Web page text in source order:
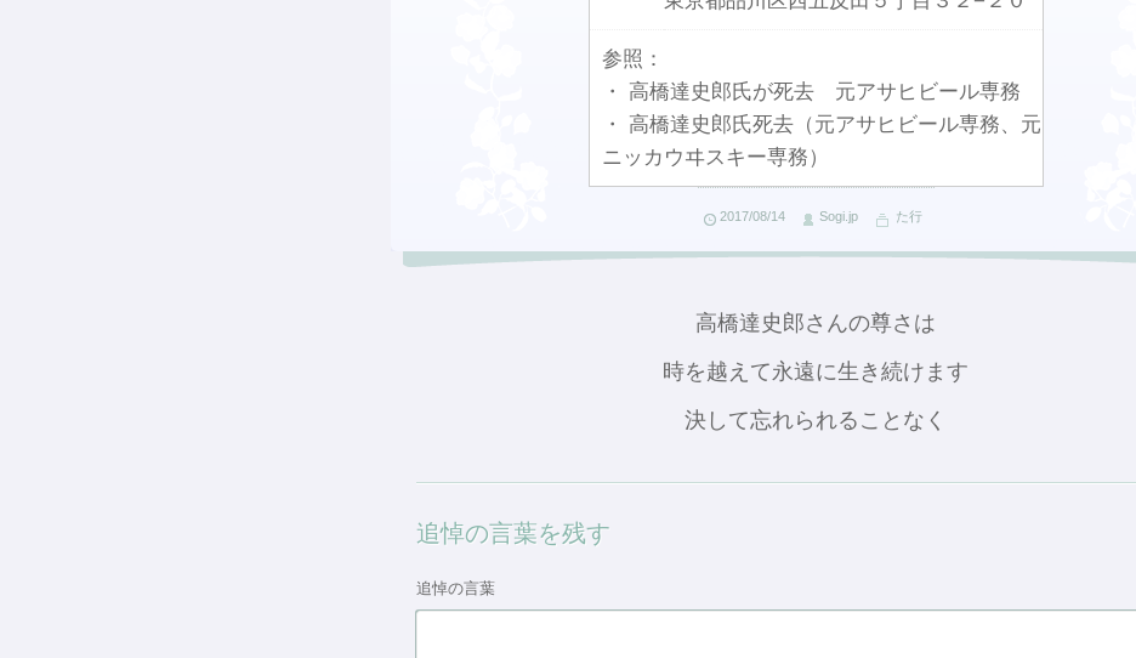
参照：
・ 高橋達史郎氏が死去 元アサヒビール専務
・ 高橋達史郎氏死去（元アサヒビール専務、元
ニッカウヰスキー専務）
2017/08/14 Sogi.jp た行
高橋達史郎さんの尊さは
時を越えて永遠に生き続けます
決して忘れられることなく
追悼の言葉を残す
追悼の言葉